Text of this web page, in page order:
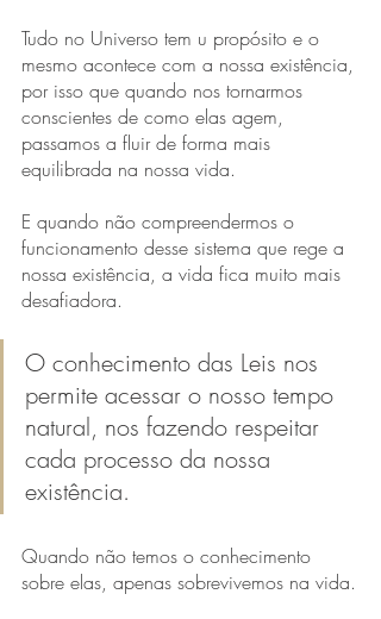
Tudo no Universo tem u propósito e o
mesmo acontece com a nossa existência,
por isso que quando nos tornarmos
conscientes de como elas agem,
passamos a fluir de forma mais
equilibrada na nossa vida.
E quando não compreendermos o
funcionamento desse sistema que rege a
nossa existência, a vida fica muito mais
desafiadora.
O conhecimento das Leis nos
permite acessar o nosso tempo
natural, nos fazendo respeitar
cada processo da nossa
existência.
Quando não temos o conhecimento
sobre elas, apenas sobrevivemos na vida.